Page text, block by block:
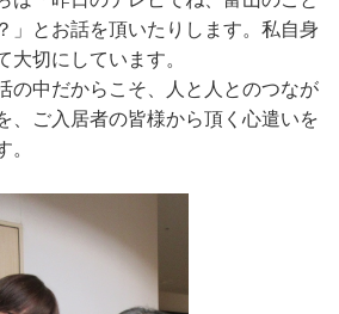
」とお話を頂いたりします。私自身
大切にしています。
の中だからこそ、人と人とのつなが
、ご入居者の皆様から頂く心遣いを